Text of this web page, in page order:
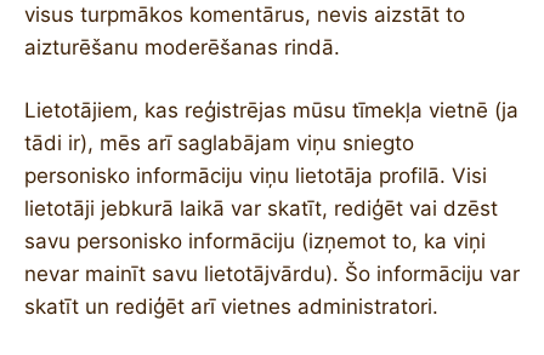
visus turpmākos komentārus, nevis aizstāt to
aizturēšanu moderēšanas rindā.
Lietotājiem, kas reģistrējas mūsu tīmekļa vietnē (ja
tādi ir), mēs arī saglabājam viņu sniegto
personisko informāciju viņu lietotāja profilā. Visi
lietotāji jebkurā laikā var skatīt, rediģēt vai dzēst
savu personisko informāciju (izņemot to, ka viņi
nevar mainīt savu lietotājvārdu). Šo informāciju var
skatīt un rediģēt arī vietnes administratori.